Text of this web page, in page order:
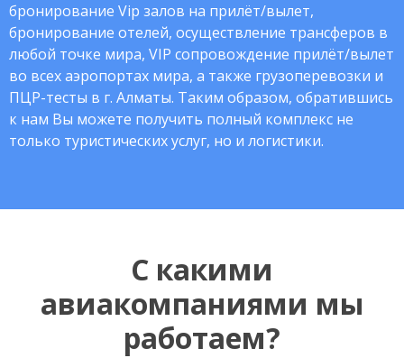
бронирование Vip залов на прилёт/вылет,
бронирование отелей, осуществление трансферов в
любой точке мира, VIP сопровождение прилёт/вылет
во всех аэропортах мира, а также грузоперевозки и
ПЦР-тесты в г. Алматы. Таким образом, обратившись
к нам Вы можете получить полный комплекс не
только туристических услуг, но и логистики.
С какими
авиакомпаниями мы
работаем?